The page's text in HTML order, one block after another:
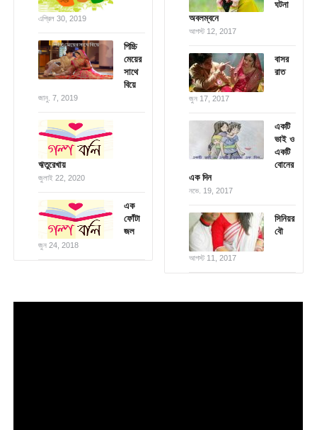
এপ্রিল 30, 2019
পিচ্চি
মেয়ের
সাথে
বিয়ে
জানু. 7, 2019
ঋতুরেখায়
জুলাই 22, 2020
এক
ফোঁটা
জল
জুন 24, 2018
ঘটনা
অবলম্বনে
আগস্ট 12, 2017
বাসর
রাত
জুন 17, 2017
একটি
ভাই ও
একটি
বোনের
এক দিন
নভে. 19, 2017
সিনিয়র
বৌ
আগস্ট 11, 2017